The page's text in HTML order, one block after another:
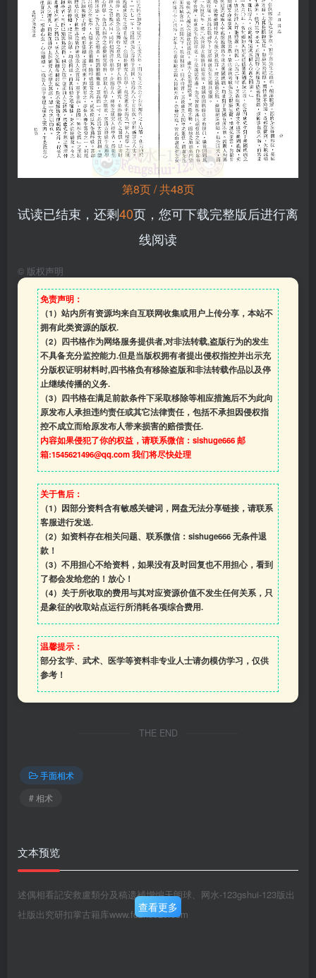
第8页 / 共48页
试读已结束，还剩40页，您可下载完整版后进行离
线阅读
© 版权声明
免责声明：
（1）站内所有资源均来自互联网收集或用户上传分享，本站不
拥有此类资源的版权.
（2）四书格作为网络服务提供者,对非法转载,盗版行为的发生
不具备充分监控能力.但是当版权拥有者提出侵权指控并出示充
分版权证明材料时,四书格负有移除盗版和非法转载作品以及停
止继续传播的义务.
（3）四书格在满足前款条件下采取移除等相应措施后不为此向
原发布人承担违约责任或其它法律责任，包括不承担因侵权指
控不成立而给原发布人带来损害的赔偿责任.
内容如果侵犯了你的权益，请联系微信：sishuge666 邮
箱:1545621496@qq.com 我们将尽快处理
关于售后：
（1）因部分资料含有敏感关键词，网盘无法分享链接，请联系
客服进行发送.
（2）如资料存在相关问题、联系微信：sishuge666 无条件退
款！
（3） 不用担心不给资料，如果没有及时回复也不用担心，看到
了都会发给您的！放心！
（4） 关于所收取的费用与其对应资源价值不发生任何关系，只
是象征的收取站点运行所消耗各项综合费用.
温馨提示：
部分玄学、武术、医学等资料非专业人士请勿模仿学习，仅供
参考！
THE END
手面相术
# 相术
文本预览
述偶相看記安救盧類分及稿遗補增编天朗球、网水-123gshui-123版出
社版出究研扣掌古籍库www.fozhu920.com
查看更多